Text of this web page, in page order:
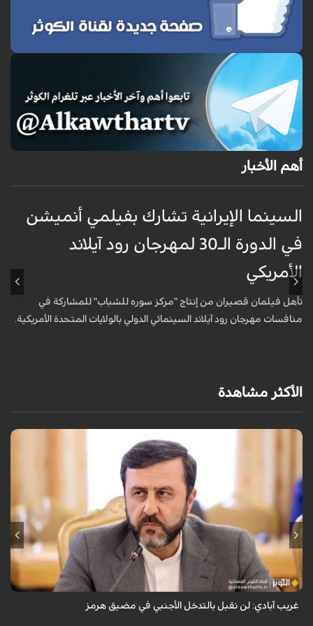
أهم الأخبار
السينما الإيرانية تشارك بفيلمي أنميشن
في الدورة الـ30 لمهرجان رود آيلاند
الأمريكي
تأهل فيلمان قصيران من إنتاج "مركز سوره للشباب" للمشاركة في
منافسات مهرجان رود آيلاند السينمائي الدولي بالولايات المتحدة الأمريكية.
الأكثر مشاهدة
قال نائب وزير الخارجية الإيراني كاظم غريب آبادي، إن إيران لن تقبل بالتدخل
الأجنبي في مضيق هرمز.
غريب آبادي: لن نقبل بالتدخل الأجنبي في مضيق هرمز